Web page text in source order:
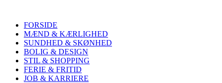
FORSIDE
MÆND & KÆRLIGHED
SUNDHED & SKØNHED
BOLIG & DESIGN
STIL & SHOPPING
FERIE & FRITID
JOB & KARRIERE